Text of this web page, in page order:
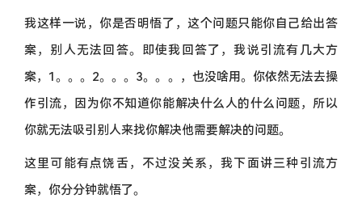
我这样一说，你是否明悟了，这个问题只能你自己给出答
案，别人无法回答。即使我回答了，我说引流有几大方
案，1。。。2。。。3。。。，也没啥用。你依然无法去操
作引流，因为你不知道你能解决什么人的什么问题，所以
你就无法吸引别人来找你解决他需要解决的问题。
这里可能有点饶舌，不过没关系，我下面讲三种引流方
案，你分分钟就悟了。